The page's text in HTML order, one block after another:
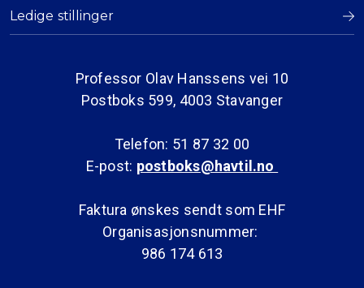
Ledige stillinger
Professor Olav Hanssens vei 10
Postboks 599, 4003 Stavanger
Telefon: 51 87 32 00
E-post: postboks@havtil.no
Faktura ønskes sendt som EHF
Organisasjonsnummer:
986 174 613